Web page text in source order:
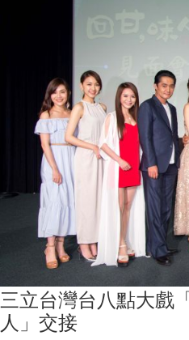
三立台灣台八點大戲
人」交接